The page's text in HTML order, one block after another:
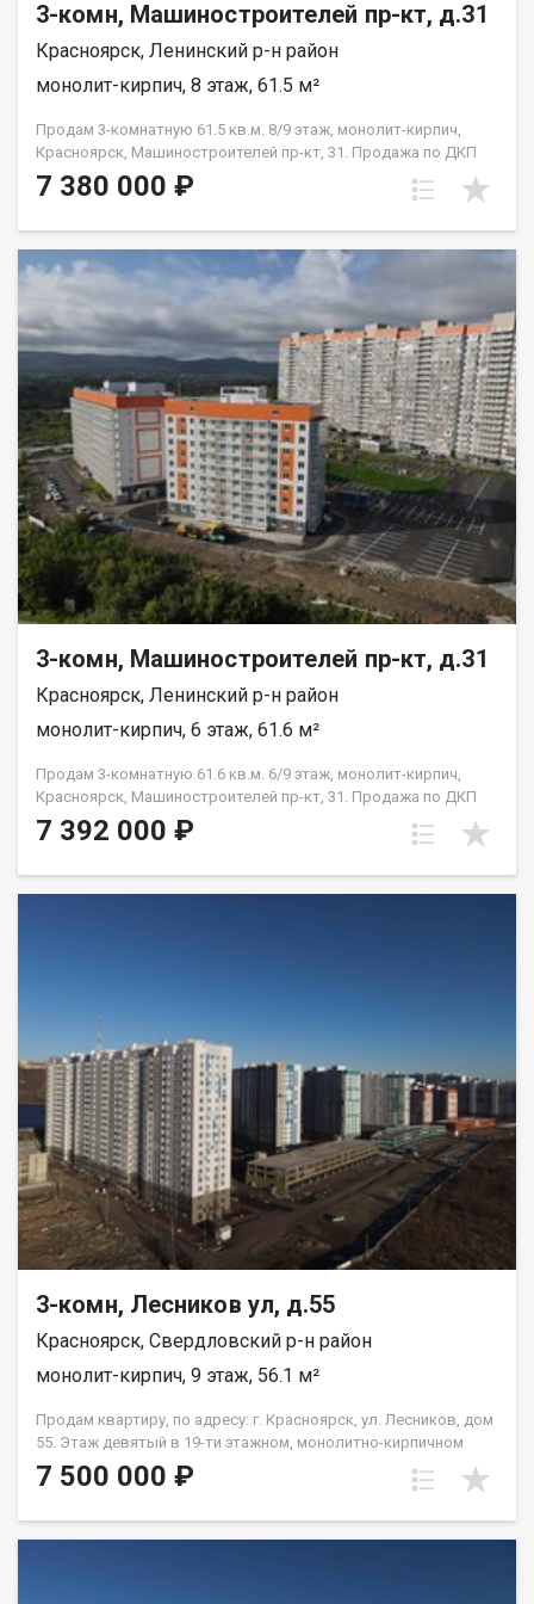
3-комн, Машиностроителей пр-кт, д.31
Красноярск, Ленинский р-н район
монолит-кирпич, 8 этаж, 61.5 м²
Продам 3-комнатную 61.5 кв.м. 8/9 этаж, монолит-кирпич,
Красноярск, Машиностроителей пр-кт, 31. Продажа по ДКП
НЕ ОТ ЗАСТРОЙЩИКА
7 380 000 ₽
3-комн, Машиностроителей пр-кт, д.31
Красноярск, Ленинский р-н район
монолит-кирпич, 6 этаж, 61.6 м²
Продам 3-комнатную 61.6 кв.м. 6/9 этаж, монолит-кирпич,
Красноярск, Машиностроителей пр-кт, 31. Продажа по ДКП
НЕ ОТ ЗАСТРОЙЩИКА
7 392 000 ₽
3-комн, Лесников ул, д.55
Красноярск, Свердловский р-н район
монолит-кирпич, 9 этаж, 56.1 м²
Продам квартиру, по адресу: г. Красноярск, ул. Лесников, дом
55. Этаж девятый в 19-ти этажном, монолитно-кирпичном
доме. Общая площадь- 56,1 кв.м., кухня-гостиная-18 кв.м.,
жилая--26,2 кв.м. Предчистовая отделка от застройщика.
7 500 000 ₽